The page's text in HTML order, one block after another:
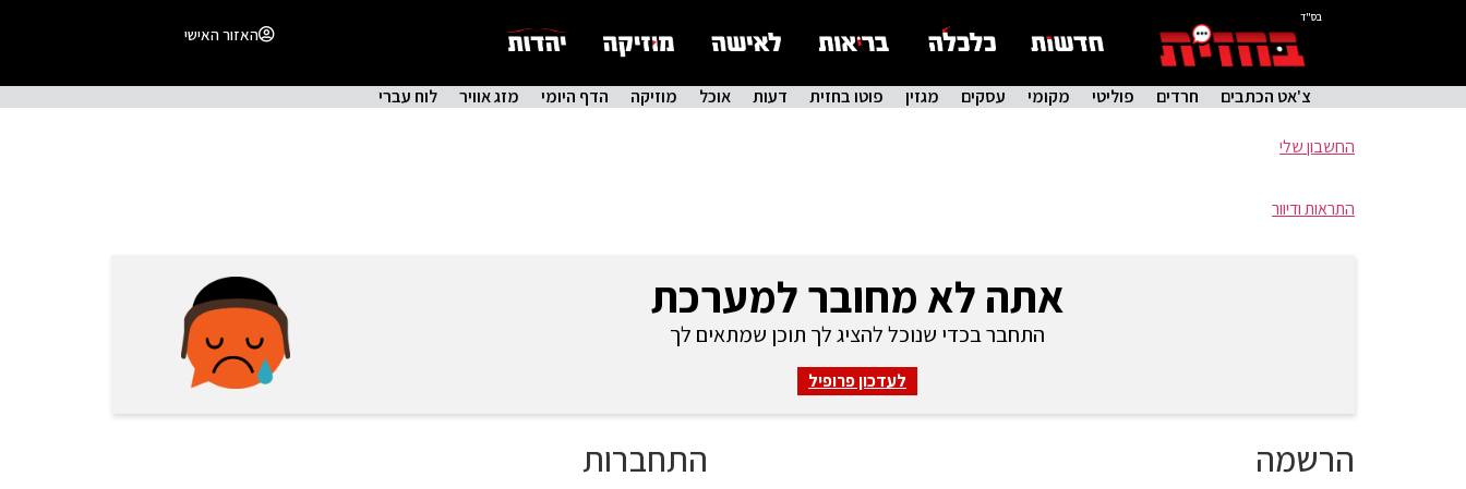
בס"ד
האזור האישי
צ'אט הכתבים חרדים פוליטי מקומי עסקים מגזין פוטו בחזית דעות אוכל מוזיקה הדף היומי מזג אוויר לוח עברי
החשבון שלי
התראות ודיוור
אתה לא מחובר למערכת
התחבר בכדי שנוכל להציג לך תוכן שמתאים לך
לעדכון פרופיל
התחברות הרשמה